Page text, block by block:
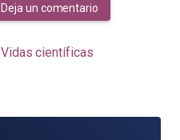
Deja un comentario
Vidas científicas